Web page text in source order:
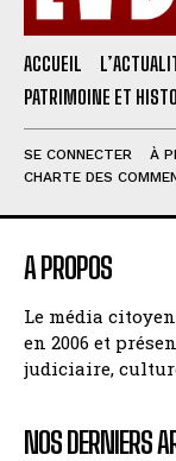
ACCUEIL
PATRIMOINE ET
SE CONNECTER À
CHARTE DES
A PROPOS
Le média
en 2006 et
judiciaire,
NOS DERNIERS